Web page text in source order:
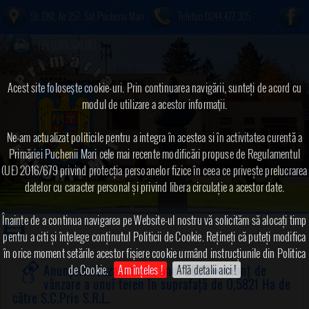
Acest site foloseşte cookie-uri. Prin continuarea navigării, sunteți de acord cu
modul de utilizare a acestor informaţii.
Ne-am actualizat politicile pentru a integra în acestea si în activitatea curentă a
Primăriei Puchenii Mari cele mai recente modificări propuse de Regulamentul
(UE) 2016/679 privind protecția persoanelor fizice în ceea ce privește prelucrarea
datelor cu caracter personal și privind libera circulație a acestor date.
Înainte de a continua navigarea pe Website-ul nostru vă solicităm să alocați timp
pentru a citi și înțelege conținutul Politicii de Cookie. Rețineți că puteți modifica
în orice moment setările acestor fişiere cookie urmând instrucțiunile din Politica
de Cookie. Am înțeles ! Află detalii aici !
Telefon:0244.477.305
Anunțuri vânzare teren anul 2023➠Anunț de
vânzare a unui teren în suprafață de 0,5821 Ha de
către S.C.Pris S.R.L.